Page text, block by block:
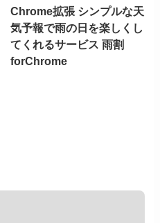
Chrome拡張 シンプルな天
気予報で雨の日を楽しくし
てくれるサービス 雨割
forChrome